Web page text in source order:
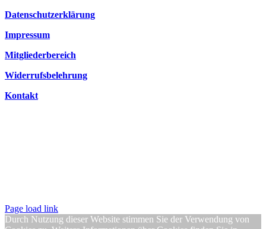
Datenschutzerklärung
Impressum
Mitgliederbereich
Widerrufsbelehrung
Kontakt
Page load link
Durch Nutzung dieser Website stimmen Sie der Verwendung von